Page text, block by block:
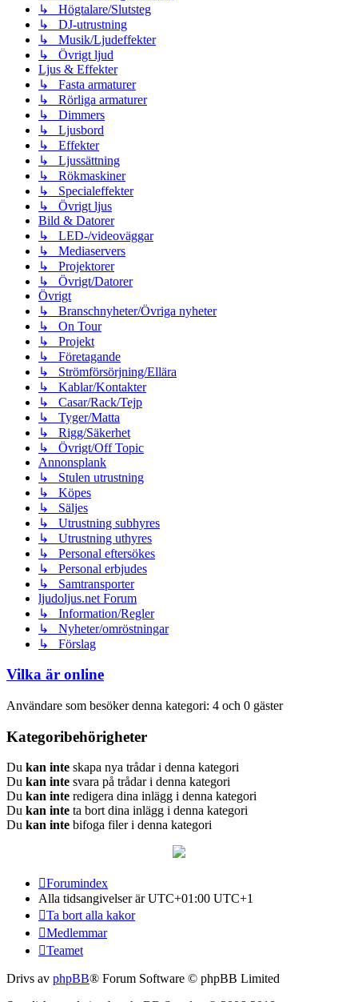
↳ Högtalare/Slutsteg
↳ DJ-utrustning
↳ Musik/Ljudeffekter
↳ Övrigt ljud
Ljus & Effekter
↳ Fasta armaturer
↳ Rörliga armaturer
↳ Dimmers
↳ Ljusbord
↳ Effekter
↳ Ljussättning
↳ Rökmaskiner
↳ Specialeffekter
↳ Övrigt ljus
Bild & Datorer
↳ LED-/videoväggar
↳ Mediaservers
↳ Projektorer
↳ Övrigt/Datorer
Övrigt
↳ Branschnyheter/Övriga nyheter
↳ On Tour
↳ Projekt
↳ Företagande
↳ Strömförsörjning/Ellära
↳ Kablar/Kontakter
↳ Casar/Rack/Tejp
↳ Tyger/Matta
↳ Rigg/Säkerhet
↳ Övrigt/Off Topic
Annonsplank
↳ Stulen utrustning
↳ Köpes
↳ Säljes
↳ Utrustning subhyres
↳ Utrustning uthyres
↳ Personal eftersökes
↳ Personal erbjudes
↳ Samtransporter
ljudoljus.net Forum
↳ Information/Regler
↳ Nyheter/omröstningar
↳ Förslag
Vilka är online
Användare som besöker denna kategori: 4 och 0 gäster
Kategoribehörigheter
Du kan inte skapa nya trådar i denna kategori
Du kan inte svara på trådar i denna kategori
Du kan inte redigera dina inlägg i denna kategori
Du kan inte ta bort dina inlägg i denna kategori
Du kan inte bifoga filer i denna kategori
Forumindex
Alla tidsangivelser är UTC+01:00 UTC+1
Ta bort alla kakor
Medlemmar
Teamet
Drivs av phpBB® Forum Software © phpBB Limited